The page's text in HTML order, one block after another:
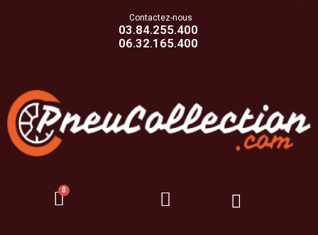
Contactez-nous
03.84.255.400
06.32.165.400